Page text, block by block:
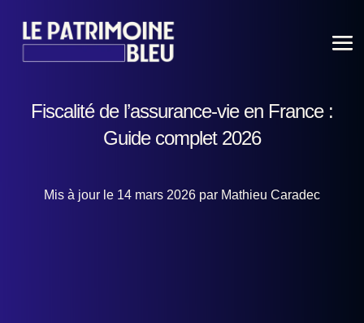
Fiscalité de l’assurance-vie en France :
Guide complet 2026
Mis à jour le 14 mars 2026 par Mathieu Caradec